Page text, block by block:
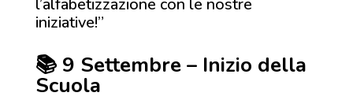
iniziative!”
📚 9 Settembre – Inizio della
Scuola